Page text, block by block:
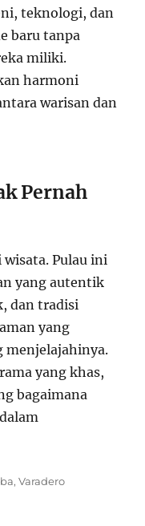
teknologi, dan
baru tanpa
miliki.
harmoni
warisan dan
Pernah
wisata. Pulau ini
yang autentik
dan tradisi
yang
menjelajahinya.
yang khas,
bagaimana
,Varadero